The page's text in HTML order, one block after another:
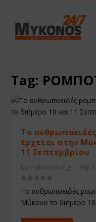
Tag:
Το
έρχεται στην
11 Σεπτεμβρίου
by mykonos247.gr | Sep
Το ανθρωποειδές
Μύκονο το διήμερο